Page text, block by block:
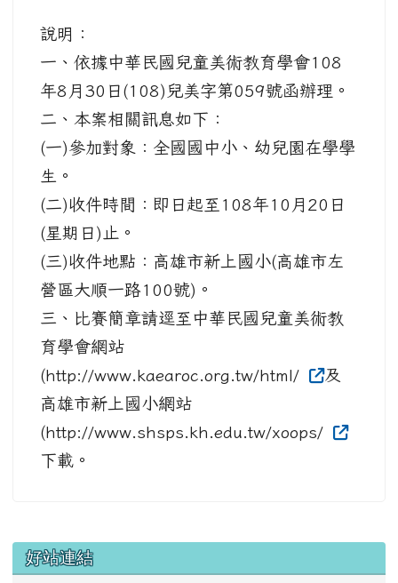
說明：
一、依據中華民國兒童美術教育學會108
年8月30日(108)兒美字第059號函辦理。
二、本案相關訊息如下：
(一)參加對象：全國國中小、幼兒園在學學
生。
(二)收件時間：即日起至108年10月20日
(星期日)止。
(三)收件地點：高雄市新上國小(高雄市左
營區大順一路100號)。
三、比賽簡章請逕至中華民國兒童美術教
育學會網站
(http://www.kaearoc.org.tw/html/
及
高雄市新上國小網站
(http://www.shsps.kh.edu.tw/xoops/
下載。
左邊區域內容
好站連結